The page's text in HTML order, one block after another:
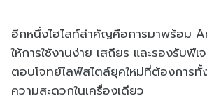
อีกหนึ่งไฮไลท์สำคัญคือการมาพร้อม
ให้การใช้งานง่าย เสถียร และรองรับฟี
ตอบโจทย์ไลฟ์สไตล์ยุคใหม่ที่ต้องการทั้
ความสะดวกในเครื่องเดียว